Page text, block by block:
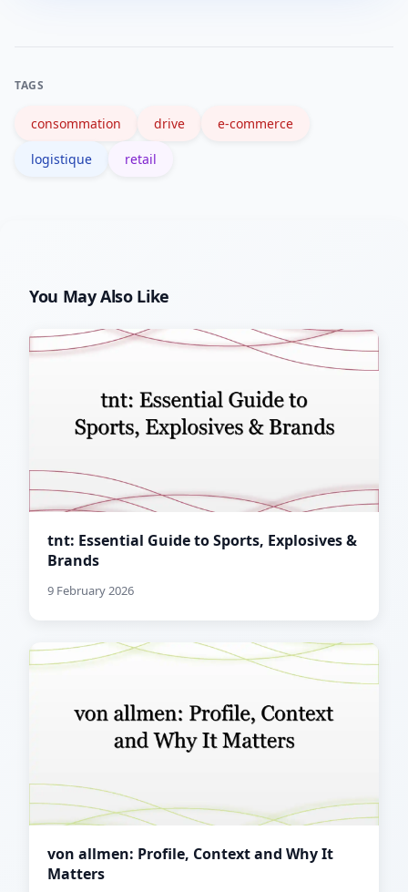
TAGS
consommation drive e-commerce
logistique retail
You May Also Like
tnt: Essential Guide to Sports, Explosives &
Brands
9 February 2026
von allmen: Profile, Context and Why It
Matters